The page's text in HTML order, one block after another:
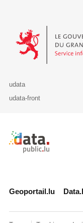
Le Gouvernement
udata
udata-front
Retour à l'accueil
Geoportail.lu